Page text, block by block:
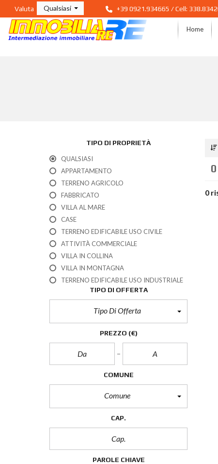
Valuta Qualsiasi +39 0921.934665 / Cell:
Home
TIPO DI PROPRIETÀ
QUALSIASI
APPARTAMENTO
TERRENO AGRICOLO
FABBRICATO
VILLA AL MARE
CASE
TERRENO EDIFICABILE USO CIVILE
ATTIVITÀ COMMERCIALE
VILLA IN COLLINA
VILLA IN MONTAGNA
TERRENO EDIFICABILE USO INDUSTRIALE
TIPO DI OFFERTA
Tipo Di Offerta
PREZZO (€)
COMUNE
Comune
CAP.
PAROLE CHIAVE
0